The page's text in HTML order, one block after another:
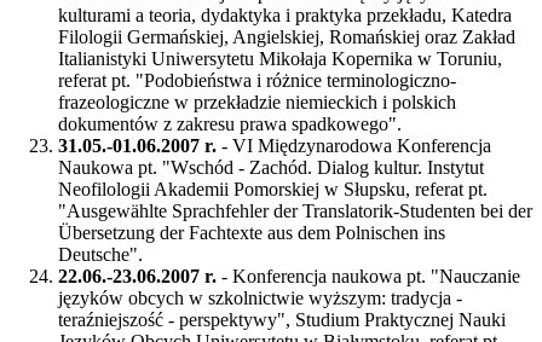
kulturami a teoria, dydaktyka i praktyka przekładu, Katedra
Filologii Germańskiej, Angielskiej, Romańskiej oraz Zakład
Italianistyki Uniwersytetu Mikołaja Kopernika w Toruniu,
referat pt. "Podobieństwa i różnice terminologiczno-
frazeologiczne w przekładzie niemieckich i polskich
dokumentów z zakresu prawa spadkowego".
31.05.-01.06.2007 r. - VI Międzynarodowa Konferencja
Naukowa pt. "Wschód - Zachód. Dialog kultur. Instytut
Neofilologii Akademii Pomorskiej w Słupsku, referat pt.
"Ausgewählte Sprachfehler der Translatorik-Studenten bei der
Übersetzung der Fachtexte aus dem Polnischen ins
Deutsche".
22.06.-23.06.2007 r. - Konferencja naukowa pt. "Nauczanie
języków obcych w szkolnictwie wyższym: tradycja -
teraźniejszość - perspektywy", Studium Praktycznej Nauki